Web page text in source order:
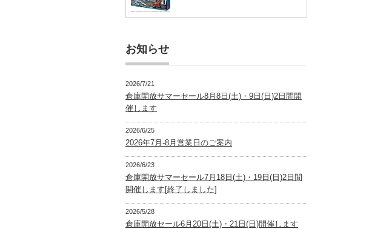
お知らせ
2026/7/21
倉庫開放サマーセール8月8日(土)・9日(日)2日間開
催します
2026/6/25
2026年7月-8月営業日のご案内
2026/6/23
倉庫開放サマーセール7月18日(土)・19日(日)2日間
開催します[終了しました]
2026/5/28
倉庫開放セール6月20日(土)・21日(日)開催します